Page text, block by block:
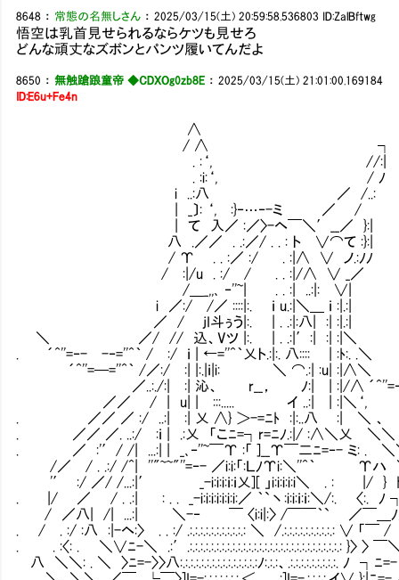
8648 ： 常態の名無しさん ：2025/03/15(土) 20:59:58.536803 ID:ZalBftwg
悟空は乳首見せられるならケツも見せろ
どんな頑丈なズボンとパンツ履いてんだよ
8650 ：無触蹌踉童帝 ◆CDXOg0zb8E ：2025/03/15(土) 21:01:00.169184
ID:E6u+Fe4n
∧
/ ∧ ┐
. :‘, //:|
. :i:‘, / ﾉ
i ..:八 ／ /..:
| _〕: ‘, :}‐…‐-ミ ／ /
| て 入／ :／〉-ヘ￣＼′__／ }:|
八 .／／ . .:／/ . . : ト ∨⌒て :}:|
/ Υ . . :／ :/ . :|∧ ∨ ノ.:ﾉﾉ
/ :|/u . :/ / . . :|/∧ ∨ _／
/＿_,,､ ‐''~| . . :| ..:|: ∨|
i ／:/ /／ ::::|:. ｉ u.:|＼＿ ｉ :|.:|
／ / jI斗ぅう|:. | . .:|:八| :| :|.:|
＼ ／/ // 込、Vツ |:. | . .:|′:| :| :|＼
. ´^''=‐- -‐=''^｀ / :/ ｉ | ←=''^｀乂ト.:|:. 八:::: | :ﾄ:. .＼
´^''=─=''^｀ /／:/ :| |:.|ｉ|i: ＼ ⌒.:| :u| :|∧＼ ＿_／
／..:./:| :| 沁、 r__， ﾉ:| | :|/∧ ´^''=‐
／／ / | u| | :::..... イ ..:| | :|＼‘, 腹も
. ／／ ／ :/ ..:| :| 乂 ∧} ＞-=ﾆﾄ :|:..八 :| ＼ 、
. ／／ ／. ..:/ :ｉ | .:乂 「こﾆ=┐r=ﾆﾉ.:|/ :∧＼乂 ＼＼
. ／ :'′/ /| ...:| | _､‐''~￣Υ :「 ]__Υ￣二ﾆ=‐- ミ: . ＼
/／ / . .:/ /^| ''"~~"''=‐- ／i:i:「:ＬﾉΥi:＼''^｀ Υハ
'′ :/ ／/ /...:|′ _-i:i:i:ｉ:ｉ乂][ 」i:i:i:i:i＼ . : |/ } ﾄ
. |/ ／ / . .:| : . . _-i:i:i:i:i:i:i:／ ｀`丶:i:i:ｉ:ｉ:＼/:. 〈:. ﾉ ┐..:
/ ／八| /| ...:| ＼-‐ ￣ 〈i:i|:〉 /￣￣｀` ／￣＿
. / . :/ :八 :|-ヘ:〉 . . :/ .:.:.:.:.:.:.:.:.:.:.: ＼ /.:.:.:.:.:.:.:.:.:.: ∨ 「
. . :〈: . ＼∨ﾆ-＼ .:′.:.:.:.:.:.:.:.:.:.:.:.:.:.:.:.:.:.:.:.:.:.:.:.:.:.:.:.:.: }〉 〉
八 ＼＼: . ＼ 〉ﾆ=-〉〉八:.:.:.:.:.:.:.:.:.:.:.:.:.:.:ﾉ:.:.:、.:.:.:.:.:.:.:.:.:. ﾉ ┐ﾆ